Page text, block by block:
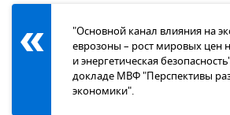
"Основной канал влияния на
еврозоны – рост мировых цен
и энергетическая
докладе МВФ "Перспективы
экономики".